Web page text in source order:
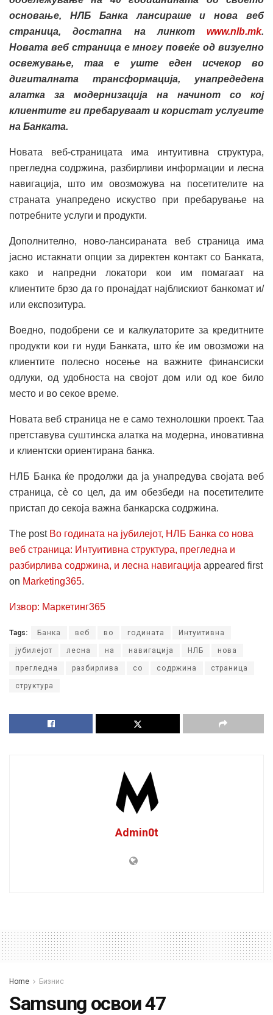
основање, НЛБ Банка лансираше и нова веб
страница, достапна на линкот www.nlb.mk.
Новата веб страница е многу повеќе од визуелно
освежување, таа е уште еден исчекор во
дигиталната трансформација, унапредедена
алатка за модернизација на начинот со кој
клиентите ги пребаруваат и користат услугите
на Банката.
Новата веб-страницата има интуитивна структура,
прегледна содржина, разбирливи информации и лесна
навигација, што им овозможува на посетителите на
страната унапредено искуство при пребарување на
потребните услуги и продукти.
Дополнително, ново-лансираната веб страница има
јасно истакнати опции за директен контакт со Банката,
како и напредни локатори кои им помагаат на
клиентите брзо да го пронајдат најблискиот банкомат и/
или експозитура.
Воедно, подобрени се и калкулаторите за кредитните
продукти кои ги нуди Банката, што ќе им овозможи на
клиентите полесно носење на важните финансиски
одлуки, од удобноста на својот дом или од кое било
место и во секое време.
Новата веб страница не е само технолошки проект. Таа
претставува суштинска алатка на модерна, иновативна
и клиентски ориентирана банка.
НЛБ Банка ќе продолжи да ја унапредува својата веб
страница, сè со цел, да им обезбеди на посетителите
пристап до секоја важна банкарска содржина.
The post Во годината на јубилејот, НЛБ Банка со нова
веб страница: Интуитивна структура, прегледна и
разбирлива содржина, и лесна навигација appeared first
on Marketing365.
Извор: Маркетинг365
Tags: Банка веб во годината Интуитивна
јубилејот лесна на навигација НЛБ нова
прегледна разбирлива со содржина страница
структура
Admin0t
Home Бизнис
Samsung освои 47